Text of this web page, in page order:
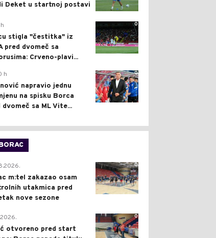
Deket u startnoj postavi
0
stigla "čestitka" iz
pred dvomeč sa
Crveno-plavi...
0
h
napravio jednu
na spisku Borca
dvomeč sa ML Vite...
0
m:tel zakazao osam
utakmica pred
nove sezone
0
otvoreno pred start